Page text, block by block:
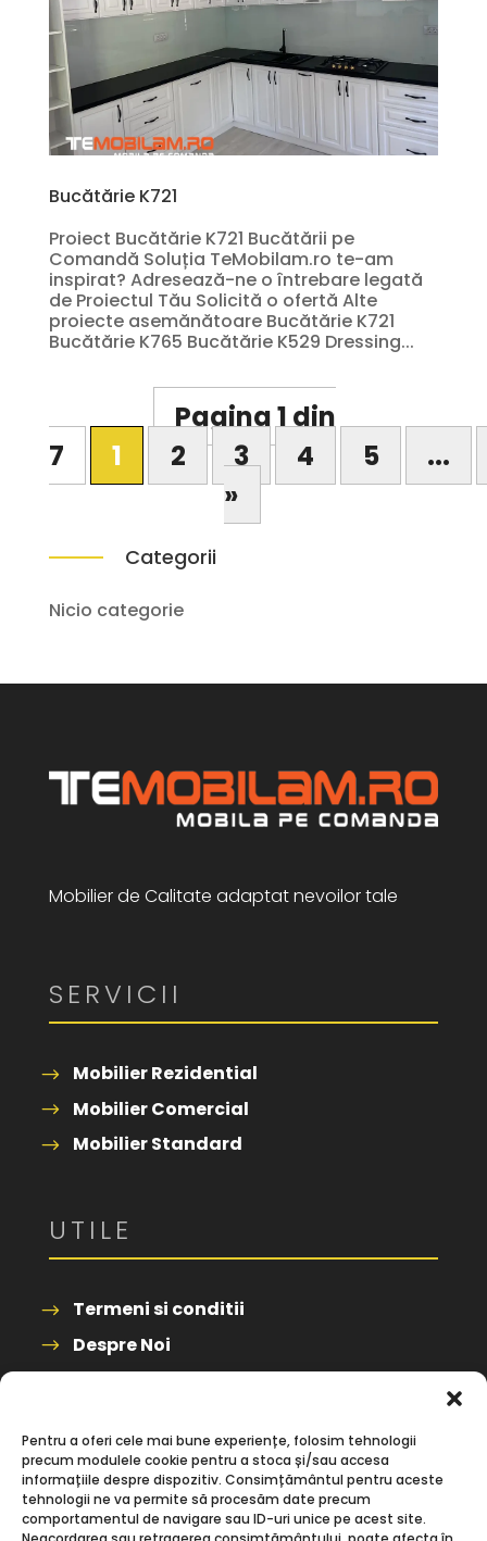
Pentru a oferi cele mai bune experiențe, folosim tehnologii
precum modulele cookie pentru a stoca și/sau accesa
informațiile despre dispozitiv. Consimțământul pentru aceste
tehnologii ne va permite să procesăm date precum
comportamentul de navigare sau ID-uri unice pe acest site.
Bucătărie K721
Proiect Bucătărie K721 Bucătării pe
Comandă Soluția TeMobilam.ro te-am
inspirat? Adresează-ne o întrebare legată
de Proiectul Tău Solicită o ofertă Alte
proiecte asemănătoare Bucătărie K721
Bucătărie K765 Bucătărie K529 Dressing...
Pagina 1 din
7
1 2 3 4 5
...
»
Categorii
Nicio categorie
Mobilier de Calitate adaptat nevoilor tale
SERVICII
Mobilier Rezidential
Mobilier Comercial
Mobilier Standard
UTILE
Termeni si conditii
Despre Noi
Contact
© 2026 TeMobilam.ro | Toate Drepturile